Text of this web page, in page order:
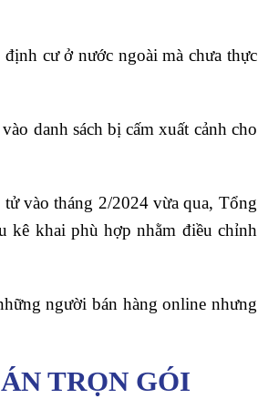
cư ở nước ngoài mà chưa thực
danh sách bị cấm xuất cảnh cho
vào tháng 2/2024 vừa qua, Tổng
kê khai phù hợp nhằm điều chỉnh
người bán hàng online nhưng
TRỌN GÓI